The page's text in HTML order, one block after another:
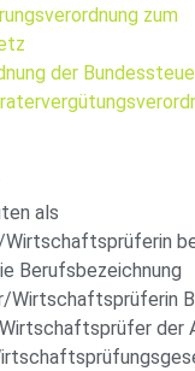
zum
der
als
Berufsbezeichnung
der